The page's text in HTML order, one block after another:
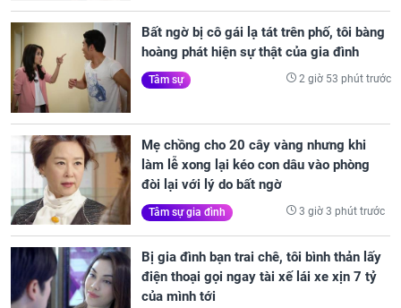
Bất ngờ bị cô gái lạ tát trên phố, tôi bàng
hoàng phát hiện sự thật của gia đình
Tâm sự 2 giờ 53 phút trước
Mẹ chồng cho 20 cây vàng nhưng khi
làm lễ xong lại kéo con dâu vào phòng
đòi lại với lý do bất ngờ
Tâm sự gia đình 3 giờ 3 phút trước
Bị gia đình bạn trai chê, tôi bình thản lấy
điện thoại gọi ngay tài xế lái xe xịn 7 tỷ
của mình tới